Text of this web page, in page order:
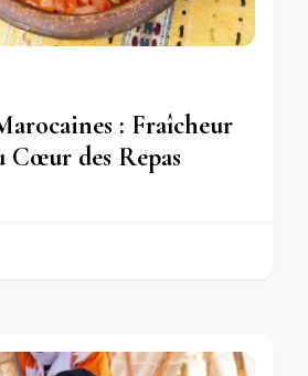
: Fraîcheur
Cœur des Repas